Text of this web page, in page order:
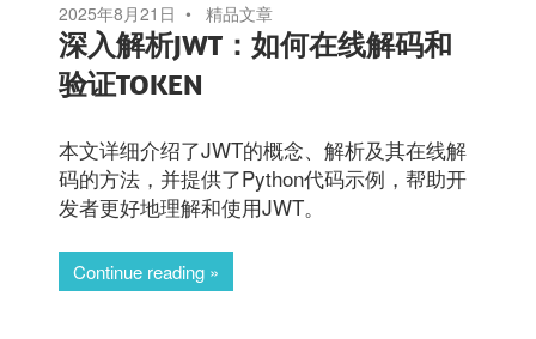
2025年8月21日 精品文章
深入解析JWT：如何在线解码和
验证TOKEN
本文详细介绍了JWT的概念、解析及其在线解
码的方法，并提供了Python代码示例，帮助开
发者更好地理解和使用JWT。
Continue reading